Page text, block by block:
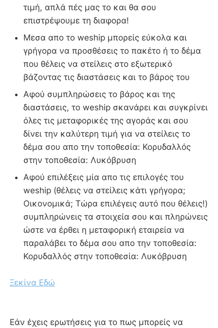
τιμή, απλά πές μας το και θα σου
επιστρέψουμε τη διαφορα!
Μεσα απο το weship μπορείς εύκολα και
γρήγορα να προσθέσεις το πακέτο ή το δέμα
που θέλεις να στείλεις στο εξωτερικό
βάζοντας τις διαστάσεις και το βάρος του
Αφού συμπληρώσεις το βάρος και της
διαστάσεις, το weship σκανάρει και συγκρίνει
όλες τις μεταφορικές της αγοράς και σου
δίνει την καλύτερη τιμή για να στείλεις το
δέμα σου απο την τοποθεσία: Κορυδαλλός
στην τοποθεσία: Λυκόβρυση
Αφού επιλέξεις μία απο τις επιλογές του
weship (θέλεις να στείλεις κάτι γρήγορα;
Οικονομικά; Τώρα επιλέγεις αυτό που θέλεις!)
συμπληρώνεις τα στοιχεία σου και πληρώνεις
ώστε να έρθει η μεταφορική εταιρεία να
παραλάβει το δέμα σου απο την τοποθεσία:
Κορυδαλλός στην τοποθεσία: Λυκόβρυση
Ξεκίνα Εδώ
Εάν έχεις ερωτήσεις για το πως μπορείς να